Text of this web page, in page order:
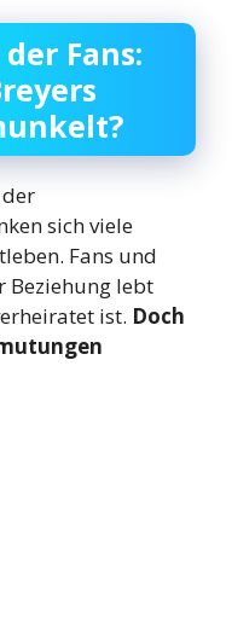
Fans:
sich viele
Fans und
Beziehung lebt
ist. Doch